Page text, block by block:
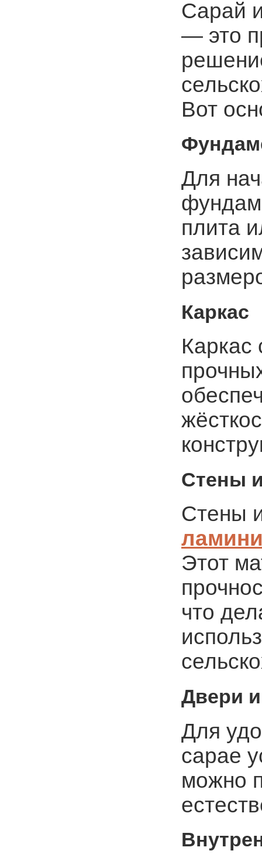
Сарай
— это
Вот
Для
плита
Каркас
Каркас
Стены
Стены
Этот
что
Двери
Для
сарае
можно